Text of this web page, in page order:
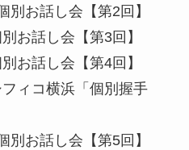
別お話し会【第2回】
お話し会【第3回】
お話し会【第4回】
ィコ横浜「個別握手
別お話し会【第5回】